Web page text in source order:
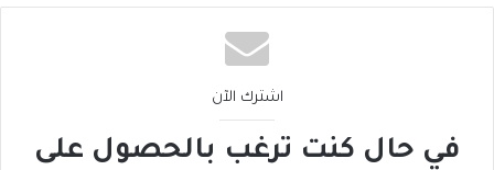
اشترك الآن
في حال كنت ترغب بالحصول على